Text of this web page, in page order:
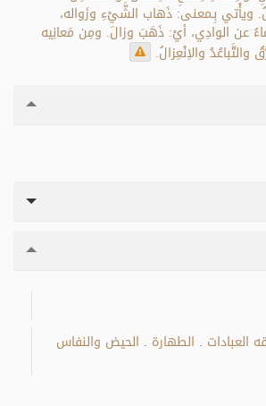
ويأْتي بِـمعنى: ذَهاب الشَّيْءِ وزَواله،
عن الوادِي، أيْ: ذَهَبَ وزالَ. ومِن مَعانِيه
والاِنْعِزالُ.
العبادات الطهارة الحيض والنفاس